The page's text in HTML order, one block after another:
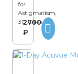
for
Astigmatism,
30 линз
2700
₽